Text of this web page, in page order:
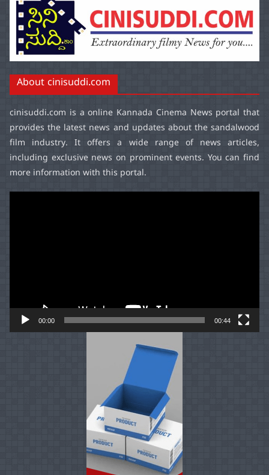
About cinisuddi.com
cinisuddi.com is a online Kannada Cinema News portal that
provides the latest news and updates about the sandalwood
film industry. It offers a wide range of news articles,
including exclusive news on prominent events. You can find
more information with this portal.
00:00 00:44